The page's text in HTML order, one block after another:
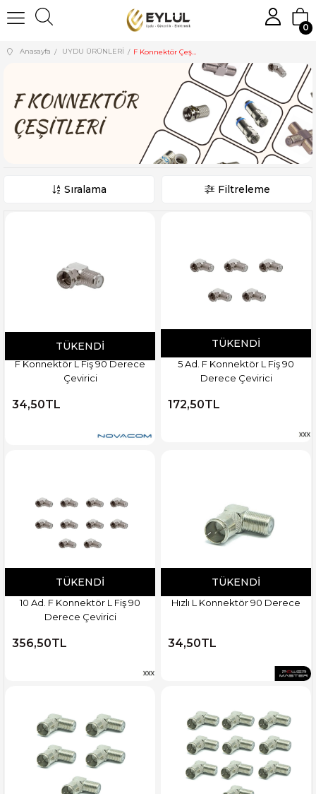
0
Anasayfa UYDU ÜRÜNLERİ
Filtreleme
Sıralama
TÜKENDI
F Konnektör L Fiş 90 Derece
Çevirici
34,50TL
TÜKENDI
5 Ad. F Konnektör L Fiş 90
Derece Çevirici
172,50TL
TÜKENDI
10 Ad. F Konnektör L Fiş 90
Derece Çevirici
356,50TL
TÜKENDI
Hızlı L Konnektör 90 Derece
34,50TL